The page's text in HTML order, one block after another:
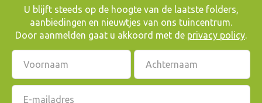
​U blijft steeds op de hoogte van de laatste folders,
aanbiedingen en nieuwtjes van ons tuincentrum.
Door aanmelden gaat u akkoord met de privacy policy.